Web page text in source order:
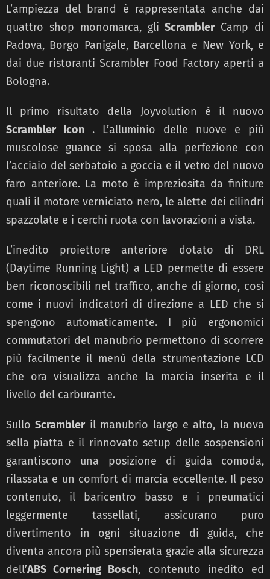
L’ampiezza del brand è rappresentata anche dai
quattro shop monomarca, gliScramblerCamp di
Padova, Borgo Panigale, Barcellona e New York, e
dai due ristoranti Scrambler Food Factory aperti a
Bologna.
Il primo risultato della Joyvolution è il nuovo
Scrambler Icon . L’alluminio delle nuove e più
muscolose guance si sposa alla perfezione con
l’acciaio del serbatoio a goccia e il vetro del nuovo
faro anteriore. La moto è impreziosita da finiture
quali il motore verniciato nero, le alette dei cilindri
spazzolate e i cerchi ruota con lavorazioni a vista.
L’inedito proiettore anteriore dotato di DRL
(Daytime Running Light) a LED permette di essere
ben riconoscibili nel traffico, anche di giorno, così
come i nuovi indicatori di direzione a LED che si
spengono automaticamente. I più ergonomici
commutatori del manubrio permettono di scorrere
più facilmente il menù della strumentazione LCD
che ora visualizza anche la marcia inserita e il
livello del carburante.
SulloScrambleril manubrio largo e alto, la nuova
sella piatta e il rinnovato setup delle sospensioni
garantiscono una posizione di guida comoda,
rilassata e un comfort di marcia eccellente. Il peso
contenuto, il baricentro basso e i pneumatici
leggermente tassellati, assicurano puro
divertimento in ogni situazione di guida, che
diventa ancora più spensierata grazie alla sicurezza
dell’ABS Cornering Bosch, contenuto inedito ed